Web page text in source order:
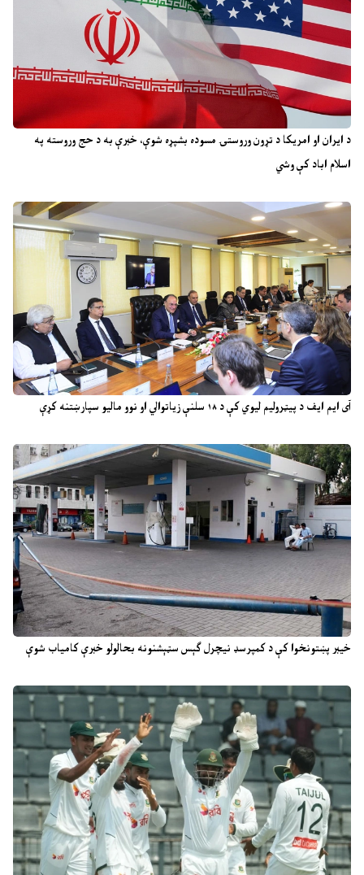
د ایران او امریکا د تړون وروستۍ مسوده بشپړه شوې، خبرې به د حج وروسته په
اسلام اباد کې وشي
آی ایم ایف د پیټرولیم لیوي کې د ۱۸ سلنې زیاتوالي او نوو مالیو سپارښتنه کړې
خیبر پښتونخوا کې د کمپرسډ نیچرل ګېس سټېشنونه بحالولو خبرې کامیاب شوې